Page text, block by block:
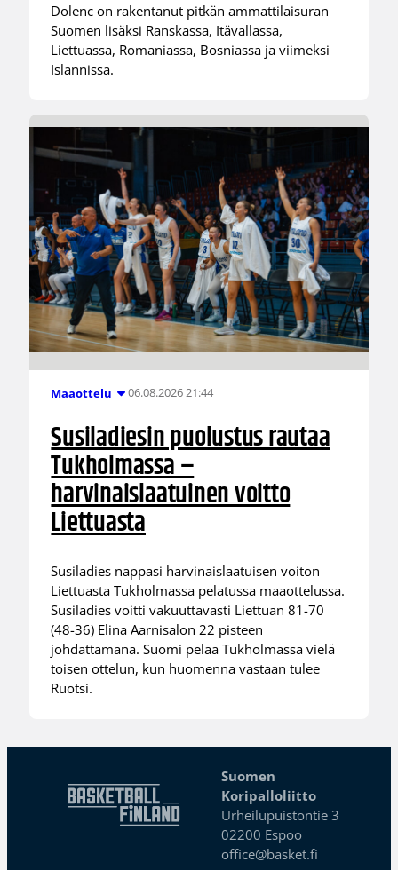
Dolenc on rakentanut pitkän ammattilaisuran
Suomen lisäksi Ranskassa, Itävallassa,
Liettuassa, Romaniassa, Bosniassa ja viimeksi
Islannissa.
Maaottelu 06.08.2026 21:44
Susiladiesin puolustus rautaa
Tukholmassa –
harvinaislaatuinen voitto
Liettuasta
Susiladies nappasi harvinaislaatuisen voiton
Liettuasta Tukholmassa pelatussa maaottelussa.
Susiladies voitti vakuuttavasti Liettuan 81-70
(48-36) Elina Aarnisalon 22 pisteen
johdattamana. Suomi pelaa Tukholmassa vielä
toisen ottelun, kun huomenna vastaan tulee
Ruotsi.
Suomen
Koripalloliitto
Urheilupuistontie 3
02200 Espoo
office@basket.fi